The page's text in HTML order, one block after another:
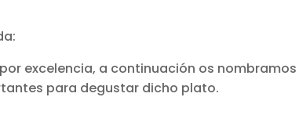
excelencia, a continuación os
para degustar dicho plato.